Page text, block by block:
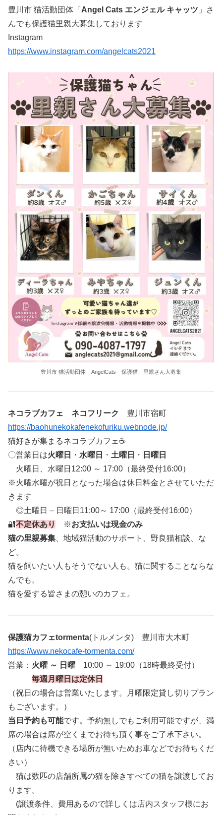
豊川市 猫活動団体「 Angel Cats エンジェル キャッツ 」さ
んでも保護猫里親大募集しております
Instagram
https://www.instagram.com/angelcats2021
豊川市 猫活動団体 AngelCats 保護猫 里親さん大募集
ネコラブカフェ ネコフリーク
豊川市宿町
https://baohunekokafenekofuriku.webnode.jp/
猫好きが集まるネコラブカフェ☕
〇営業日は火曜日 ・ 水曜日 ・ 土曜日 ・ 日曜日
火曜日、水曜日12:00 ～ 17:00（最終受付16:00）
※火曜水曜が祝日となった場合は休日料金とさせていただ
きます
◎土曜日 – 日曜日11:00～ 17:00（最終受付16:00）
🔐不定休あり ※お支払いは現金のみ
猫の里親募集 、地域猫活動のサポート、野良猫相談、な
ど。
猫を飼いたい人もそうでない人も。猫に関することならな
んでも。
猫を愛する皆さまの憩いのカフェ。
保護猫カフェtormenta(トルメンタ) 豊川市大木町
https://www.nekocafe-tormenta.com/
営業： 火曜 ～ 日曜 10:00 ～ 19:00（18時最終受付）
毎週月曜日は定休日
（祝日の場合は営業いたします。月曜限定貸し切りプラン
もございます。）
当日予約も可能です。予約無しでもご利用可能ですが、満
席の場合は席が空くまでお待ち頂く事をご了承下さい。
（店内に待機できる場所が無いためお車などでお待ちくだ
さい）
猫は数匹の店舗所属の猫を除きすべての猫を譲渡してお
ります。
(譲渡条件、費用あるので詳しくは店内スタッフ様にお